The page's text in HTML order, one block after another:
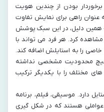
برخوردار بودن از چندین هویت
راهی برای نمایش تفاوت‌
همین دلیل، در این سبک پوشش
کرد. هر فرد می‌ تواند با
را به استایلش اضافه کند.
هیچ محدودیت مشخصی نداشته
مختلف را با یکدیگر ترکیب
دارد. موسیقی، فیلم، برنامه‌
عواملی هستند که در شکل‌ گیری